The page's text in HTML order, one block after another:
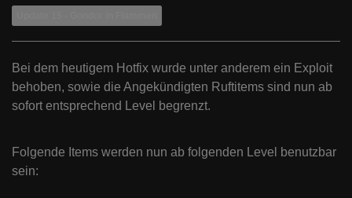
Bei dem heutigem Hotfix wurde unter anderem ein Exploit
behoben, sowie die Angekündigten Ruftitems sind nun ab
sofort entsprechend Level begrenzt.
Folgende Items werden nun ab folgenden Level benutzbar
sein: